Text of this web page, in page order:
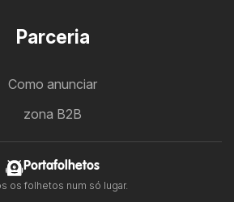
Parceria
Como anunciar
zona B2B
Portafolhetos
os folhetos num só lugar.